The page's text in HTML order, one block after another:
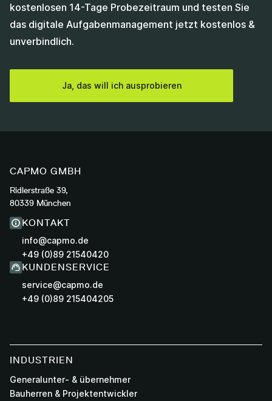
kostenlosen 14-Tage Probezeitraum und testen Sie
das digitale Aufgabenmanagement jetzt kostenlos &
unverbindlich.
Ja, das will ich ausprobieren
CAPMO GMBH
Ridlerstraße 39,
80339 München
KONTAKT
info@capmo.de
+49 (0)89 21540420
KUNDENSERVICE
service@capmo.de
+49 (0)89 215404205
INDUSTRIEN
Generalunter- & übernehmer
Bauherren & Projektentwickler